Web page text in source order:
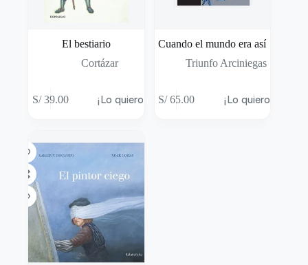
El bestiario
Cortázar
S/39.00 ¡Lo quiero!
Cuando el mundo era así
Triunfo Arciniegas
S/65.00 ¡Lo quiero!